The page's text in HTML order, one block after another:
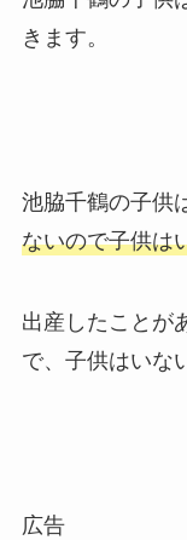
きます。
池脇千鶴の子供
ないので子供は
出産したことが
で、子供はいな
広告